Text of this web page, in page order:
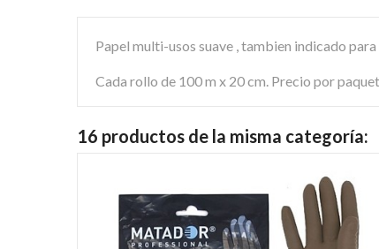
Papel multi-usos suave , tambien indicado
Cada rollo de 100 m x 20 cm. Precio por
16 productos de la misma categoría: